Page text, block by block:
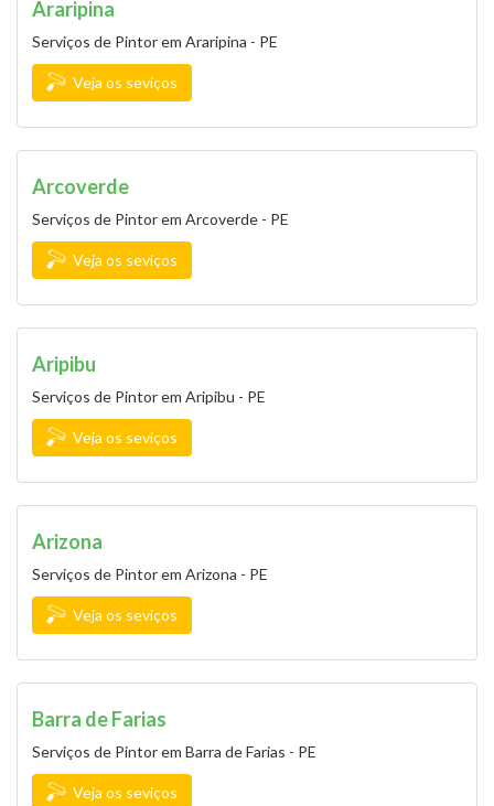
Araripina
Serviços de Pintor em Araripina - PE
Veja os seviços
Arcoverde
Serviços de Pintor em Arcoverde - PE
Veja os seviços
Aripibu
Serviços de Pintor em Aripibu - PE
Veja os seviços
Arizona
Serviços de Pintor em Arizona - PE
Veja os seviços
Barra de Farias
Serviços de Pintor em Barra de Farias - PE
Veja os seviços